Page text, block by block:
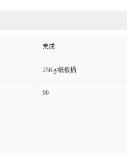
崇成
25Kg/纸板桶
99